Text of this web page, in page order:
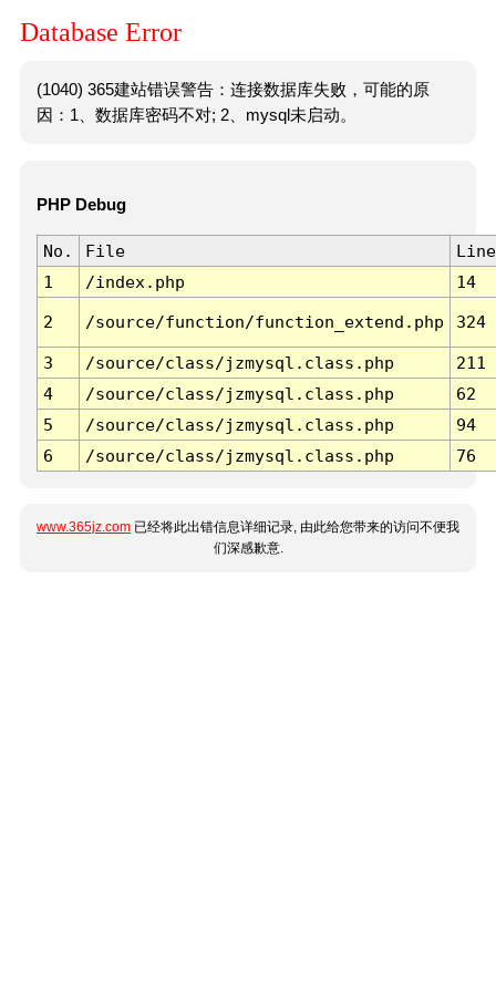
Database Error
(1040) 365建站错误警告：连接数据库失败，可能的原
因：1、数据库密码不对; 2、mysql未启动。
PHP Debug
No. File
Line
1
/index.php 14
2 /source/function/function_extend.php 324
3 /source/class/jzmysql.class.php
211
4
/source/class/jzmysql.class.php
62
5
/source/class/jzmysql.class.php
94
6
/source/class/jzmysql.class.php 76
www.365jz.com 已经将此出错信息详细记录, 由此给您带来的访问不便我
们深感歉意.